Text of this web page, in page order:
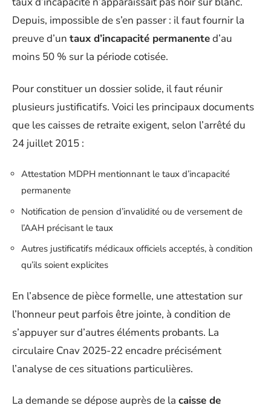
Depuis, impossible de s’en passer : il faut fournir la
preuve d’un taux d’incapacité permanented’au
moins 50 % sur la période cotisée.
Pour constituer un dossier solide, il faut réunir
plusieurs justificatifs. Voici les principaux documents
que les caisses de retraite exigent, selon l’arrêté du
24 juillet 2015 :
Attestation MDPH mentionnant le taux d’incapacité
permanente
Notification de pension d’invalidité ou de versement de
l’AAH précisant le taux
Autres justificatifs médicaux officiels acceptés, à condition
qu’ils soient explicites
En l’absence de pièce formelle, une attestation sur
l’honneur peut parfois être jointe, à condition de
s’appuyer sur d’autres éléments probants. La
circulaire Cnav 2025-22 encadre précisément
l’analyse de ces situations particulières.
La demande se dépose auprès de la caisse de